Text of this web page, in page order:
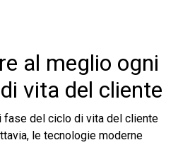
al meglio ogni
vita del cliente
fase del ciclo di vita del cliente
le tecnologie moderne